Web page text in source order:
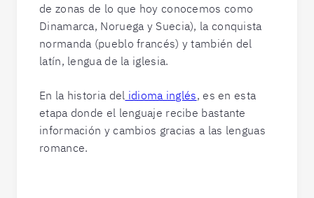
de zonas de lo que hoy conocemos como
Dinamarca, Noruega y Suecia), la conquista
normanda (pueblo francés) y también del
latín, lengua de la iglesia.
En la historia del idioma inglés, es en esta
etapa donde el lenguaje recibe bastante
información y cambios gracias a las lenguas
romance.